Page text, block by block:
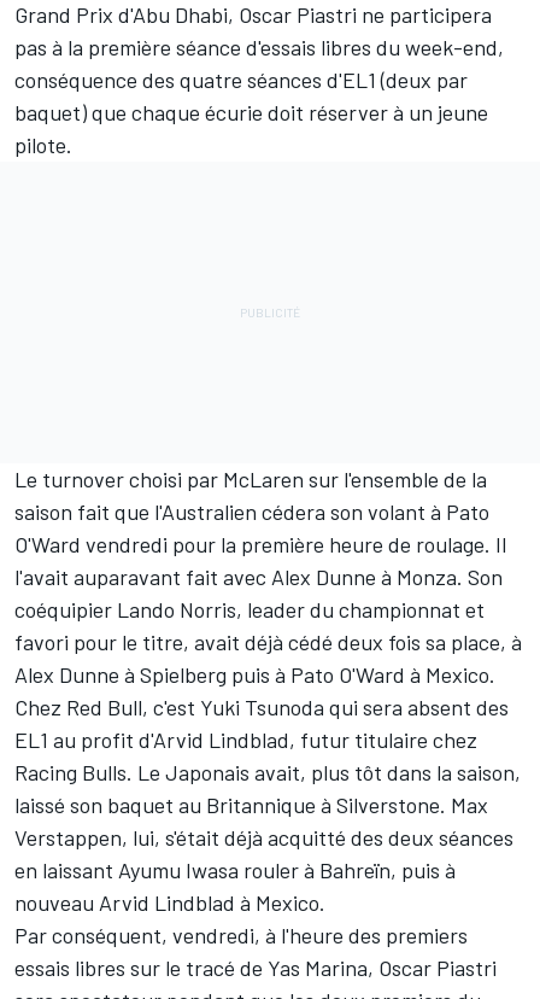
Grand Prix d'Abu Dhabi, Oscar Piastri ne participera
pas à la première séance d'essais libres du week-end,
conséquence des quatre séances d'EL1 (deux par
baquet) que chaque écurie doit réserver à un jeune
pilote.
Le turnover choisi par McLaren sur l'ensemble de la
saison fait que l'Australien cédera son volant à Pato
O'Ward vendredi pour la première heure de roulage. Il
l'avait auparavant fait avec Alex Dunne à Monza. Son
coéquipier Lando Norris, leader du championnat et
favori pour le titre, avait déjà cédé deux fois sa place, à
Alex Dunne à Spielberg puis à Pato O'Ward à Mexico.
Chez Red Bull, c'est Yuki Tsunoda qui sera absent des
EL1 au profit d'Arvid Lindblad, futur titulaire chez
Racing Bulls. Le Japonais avait, plus tôt dans la saison,
laissé son baquet au Britannique à Silverstone. Max
Verstappen, lui, s'était déjà acquitté des deux séances
en laissant Ayumu Iwasa rouler à Bahreïn, puis à
nouveau Arvid Lindblad à Mexico.
Par conséquent, vendredi, à l'heure des premiers
essais libres sur le tracé de Yas Marina, Oscar Piastri